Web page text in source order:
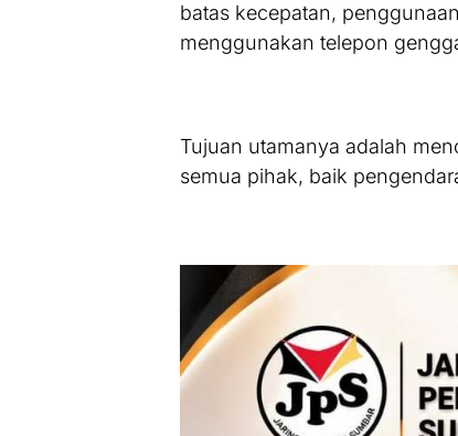
batas kecepatan,
menggunakan telepon
Tujuan utamanya adalah
semua pihak, baik